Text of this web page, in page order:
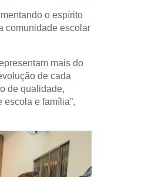
o espírito
comunidade escolar
mais do
de cada
de qualidade,
e família”,